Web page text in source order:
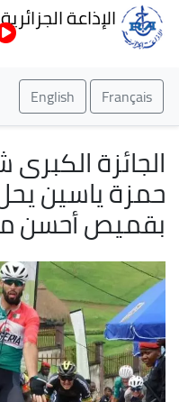
الإذاعة الجزائرية
Français
English
الجائزة الكبرى
حمزة ياسين
بقميص أحسن